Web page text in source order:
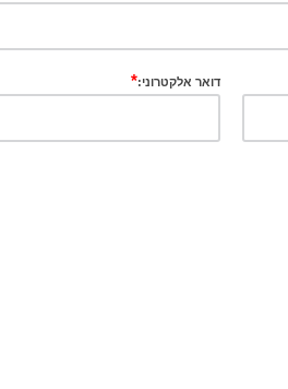
דואר אלקטרוני:*